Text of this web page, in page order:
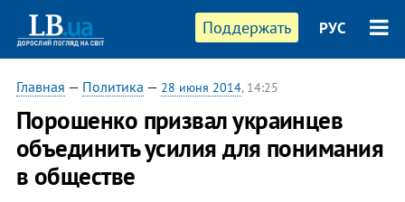
Поддержать РУС
Главная — Политика — 28 июня 2014, 14:25
Порошенко призвал украинцев
объединить усилия для понимания
в обществе